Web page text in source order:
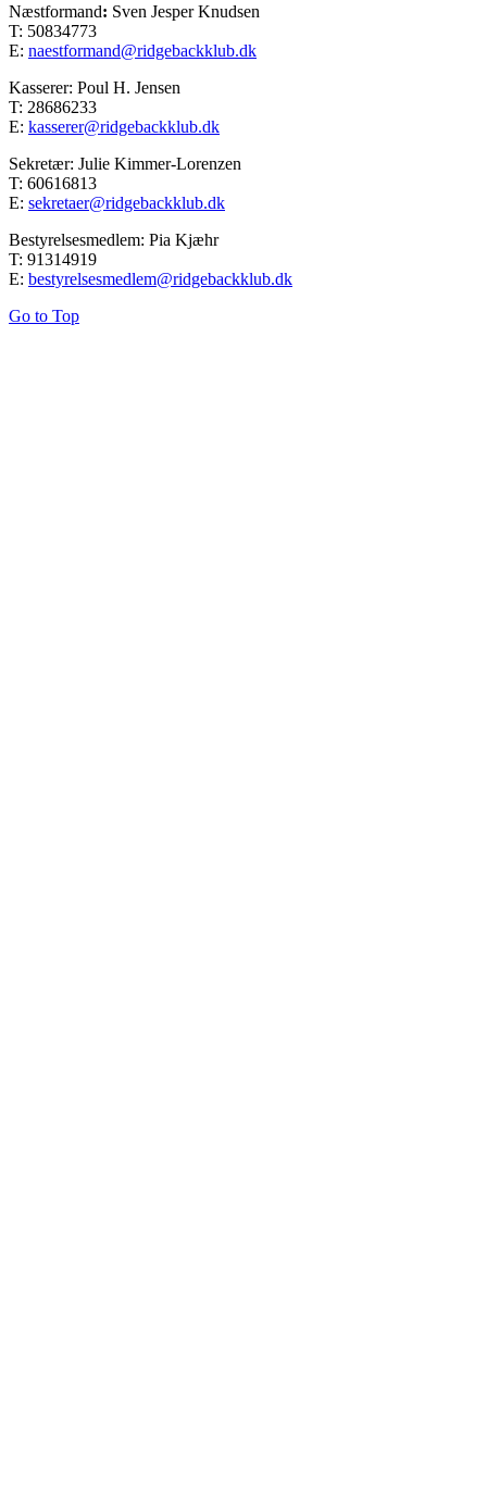
Næstformand: Sven Jesper Knudsen
T: 50834773
E: naestformand@ridgebackklub.dk
Kasserer: Poul H. Jensen
T: 28686233
E: kasserer@ridgebackklub.dk
Sekretær: Julie Kimmer-Lorenzen
T: 60616813
E: sekretaer@ridgebackklub.dk
Bestyrelsesmedlem: Pia Kjæhr
T: 91314919
E: bestyrelsesmedlem@ridgebackklub.dk
Go to Top